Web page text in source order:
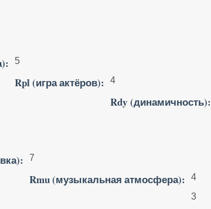
5
Rpl (игра актёров): 4
Rdy (динамичность):
7
Rmu (музыкальная атмосфера): 4
3